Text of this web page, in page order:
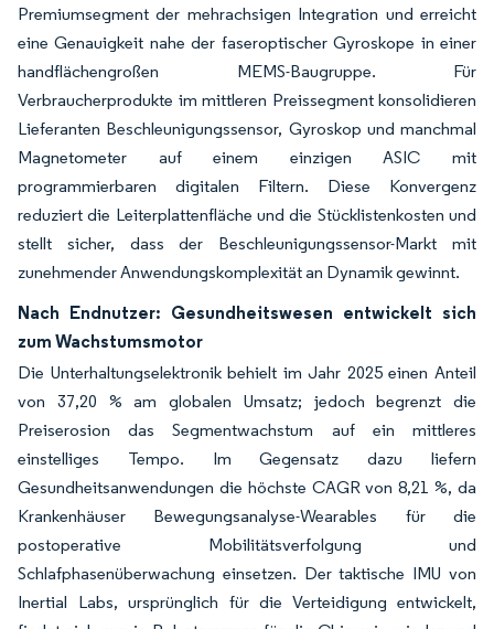
Premiumsegment der mehrachsigen Integration und erreicht
eine Genauigkeit nahe der faseroptischer Gyroskope in einer
handflächengroßen MEMS-Baugruppe. Für
Verbraucherprodukte im mittleren Preissegment konsolidieren
Lieferanten Beschleunigungssensor, Gyroskop und manchmal
Magnetometer auf einem einzigen ASIC mit
programmierbaren digitalen Filtern. Diese Konvergenz
reduziert die Leiterplattenfläche und die Stücklistenkosten und
stellt sicher, dass der Beschleunigungssensor-Markt mit
zunehmender Anwendungskomplexität an Dynamik gewinnt.
Nach Endnutzer: Gesundheitswesen entwickelt sich
zum Wachstumsmotor
Die Unterhaltungselektronik behielt im Jahr 2025 einen Anteil
von 37,20 % am globalen Umsatz; jedoch begrenzt die
Preiserosion das Segmentwachstum auf ein mittleres
einstelliges Tempo. Im Gegensatz dazu liefern
Gesundheitsanwendungen die höchste CAGR von 8,21 %, da
Krankenhäuser Bewegungsanalyse-Wearables für die
postoperative Mobilitätsverfolgung und
Schlafphasenüberwachung einsetzen. Der taktische IMU von
Inertial Labs, ursprünglich für die Verteidigung entwickelt,